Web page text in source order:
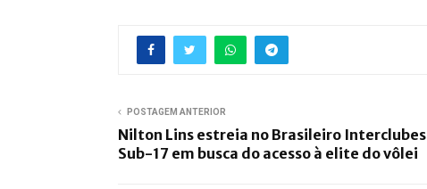
POSTAGEM ANTERIOR
Nilton Lins estreia no Brasileiro Interclubes
Sub-17 em busca do acesso à elite do vôlei